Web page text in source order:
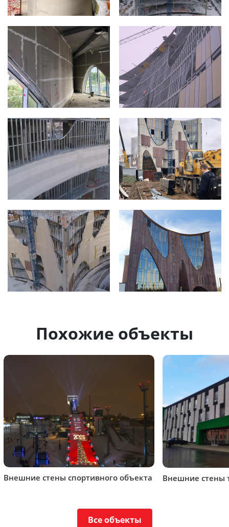
Похожие объекты
Внешние стены спортивного объекта Внешние стены
Все объекты